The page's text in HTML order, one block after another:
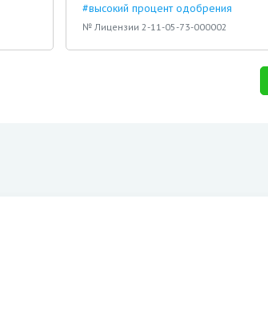
#высокий процент одобрения
№ Лицензии 2-11-05-73-000002